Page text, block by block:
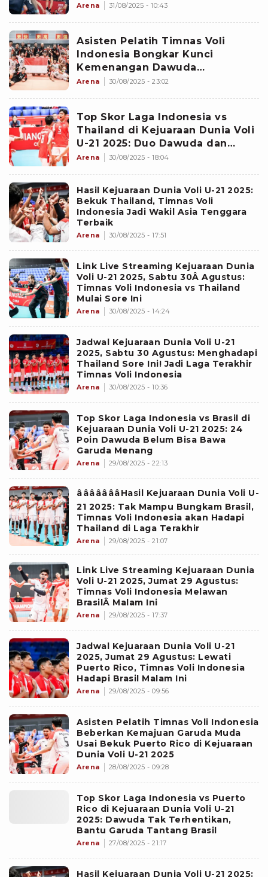
Arena 31/08/2025 - 10:43
Asisten Pelatih Timnas Voli
Indonesia Bongkar Kunci
Kemenangan Dawuda
Alaihimassalam Cs Bisa
Arena 30/08/2025 - 23:02
Top Skor Laga Indonesia vs
Thailand di Kejuaraan Dunia Voli
U-21 2025: Duo Dawuda dan
Haikal Menggila, Bawa Garuda
Arena 30/08/2025 - 18:04
Hasil Kejuaraan Dunia Voli U-21 2025:
Bekuk Thailand, Timnas Voli
Indonesia Jadi Wakil Asia Tenggara
Terbaik
Arena 30/08/2025 - 17:51
Link Live Streaming Kejuaraan Dunia
Voli U-21 2025, Sabtu 30Â Agustus:
Timnas Voli Indonesia vs Thailand
Mulai Sore Ini
Arena 30/08/2025 - 14:24
Jadwal Kejuaraan Dunia Voli U-21
2025, Sabtu 30 Agustus: Menghadapi
Thailand Sore Ini! Jadi Laga Terakhir
Timnas Voli Indonesia
Arena 30/08/2025 - 10:36
Top Skor Laga Indonesia vs Brasil di
Kejuaraan Dunia Voli U-21 2025: 24
Poin Dawuda Belum Bisa Bawa
Garuda Menang
Arena 29/08/2025 - 22:13
âââââââHasil Kejuaraan Dunia Voli U-
21 2025: Tak Mampu Bungkam Brasil,
Timnas Voli Indonesia akan Hadapi
Thailand di Laga Terakhir
Arena 29/08/2025 - 21:07
Link Live Streaming Kejuaraan Dunia
Voli U-21 2025, Jumat 29 Agustus:
Timnas Voli Indonesia Melawan
BrasilÂ Malam Ini
Arena 29/08/2025 - 17:37
Jadwal Kejuaraan Dunia Voli U-21
2025, Jumat 29 Agustus: Lewati
Puerto Rico, Timnas Voli Indonesia
Hadapi Brasil Malam Ini
Arena 29/08/2025 - 09:56
Asisten Pelatih Timnas Voli Indonesia
Beberkan Kemajuan Garuda Muda
Usai Bekuk Puerto Rico di Kejuaraan
Dunia Voli U-21 2025
Arena 28/08/2025 - 09:28
Top Skor Laga Indonesia vs Puerto
Rico di Kejuaraan Dunia Voli U-21
2025: Dawuda Tak Terhentikan,
Bantu Garuda Tantang Brasil
Arena 27/08/2025 - 21:17
Hasil Kejuaraan Dunia Voli U-21 2025: